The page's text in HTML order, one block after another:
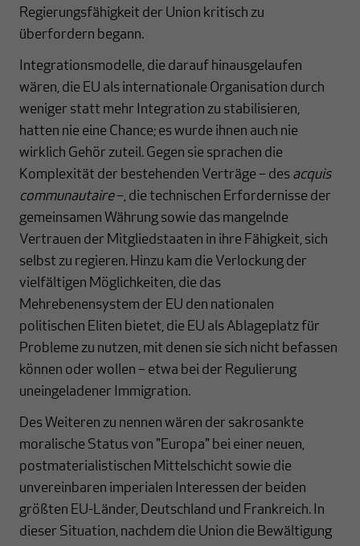
Regierungsfähigkeit der Union kritisch zu
überfordern begann.
Integrationsmodelle, die darauf hinausgelaufen
wären, die EU als internationale Organisation durch
weniger statt mehr Integration zu stabilisieren,
hatten nie eine Chance; es wurde ihnen auch nie
wirklich Gehör zuteil. Gegen sie sprachen die
Komplexität der bestehenden Verträge – des acquis
communautaire–, die technischen Erfordernisse der
gemeinsamen Währung sowie das mangelnde
Vertrauen der Mitgliedstaaten in ihre Fähigkeit, sich
selbst zu regieren. Hinzu kam die Verlockung der
vielfältigen Möglichkeiten, die das
Mehrebenensystem der EU den nationalen
politischen Eliten bietet, die EU als Ablageplatz für
Probleme zu nutzen, mit denen sie sich nicht befassen
können oder wollen – etwa bei der Regulierung
uneingeladener Immigration.
Des Weiteren zu nennen wären der sakrosankte
moralische Status von "Europa" bei einer neuen,
postmaterialistischen Mittelschicht sowie die
unvereinbaren imperialen Interessen der beiden
größten EU-Länder, Deutschland und Frankreich. In
dieser Situation, nachdem die Union die Bewältigung